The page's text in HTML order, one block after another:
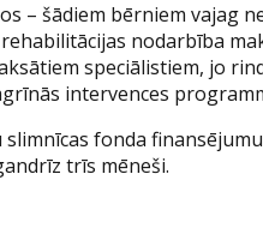
– šādiem bērniem vajag
nodarbība
speciālistiem, jo
intervences
fonda
trīs mēneši.